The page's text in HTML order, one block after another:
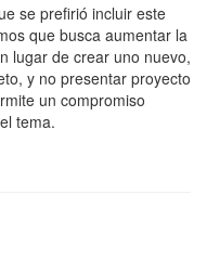
se prefirió incluir este
que busca aumentar la
lugar de crear uno nuevo,
y no presentar proyecto
un compromiso
tema.